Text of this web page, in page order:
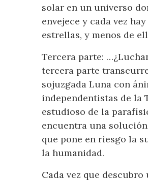
solar en un universo
envejece y cada vez
estrellas, y menos de
Tercera parte:
tercera parte
sojuzgada Luna con
independentistas de la
estudioso de la
encuentra una
que pone en riesgo la
la humanidad.
Cada vez que descubro